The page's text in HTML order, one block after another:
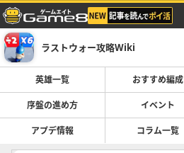
ラストウォー攻略Wiki
英雄一覧 おすすめ編成
序盤の進め方 イベント
アプデ情報 コラム一覧